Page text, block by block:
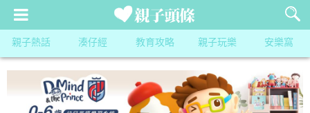
親子熱話 湊仔經 教育攻略 親子玩樂 安樂窩